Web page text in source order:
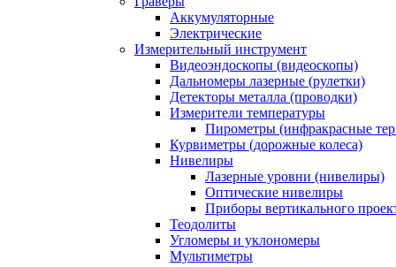
Аккумуляторные
Электрические
Измерительный инструмент
Видеоэндоскопы (видеоскопы)
Дальномеры лазерные (рулетки)
Детекторы металла (проводки)
Измерители температуры
Пирометры (инфракрасные
Курвиметры (дорожные колеса)
Нивелиры
Лазерные уровни (нивелиры)
Оптические нивелиры
Приборы вертикального
Теодолиты
Угломеры и уклономеры
Мультиметры